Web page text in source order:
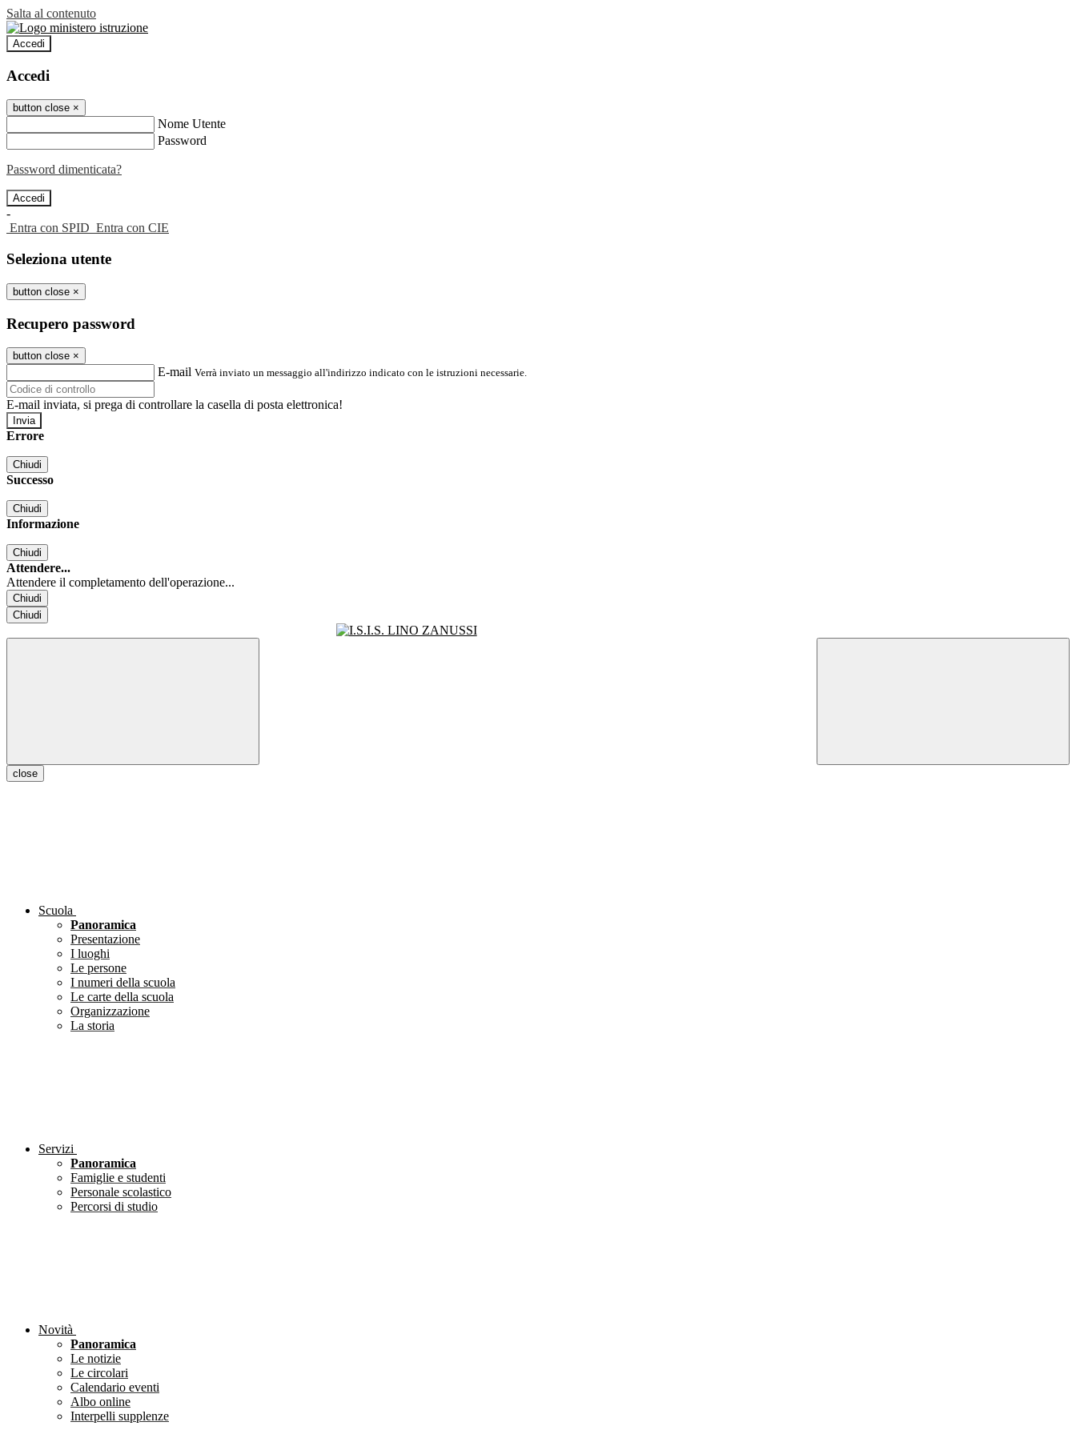
Salta al contenuto
Accedi
Accedi
button close ×
Nome Utente
Password
Password dimenticata?
-
Entra con SPID Entra con CIE
Seleziona utente
button close ×
Recupero password
button close ×
E-mail Verrà inviato un messaggio all'indirizzo indicato con le istruzioni necessarie.
E-mail inviata, si prega di controllare la casella di posta elettronica!
Errore
Chiudi
Successo
Chiudi
Informazione
Chiudi
Attendere...
Attendere il completamento dell'operazione...
Chiudi
Chiudi
close
Scuola
Panoramica
Presentazione
I luoghi
Le persone
I numeri della scuola
Le carte della scuola
Organizzazione
La storia
Servizi
Panoramica
Famiglie e studenti
Personale scolastico
Percorsi di studio
Novità
Panoramica
Le notizie
Le circolari
Calendario eventi
Albo online
Interpelli supplenze